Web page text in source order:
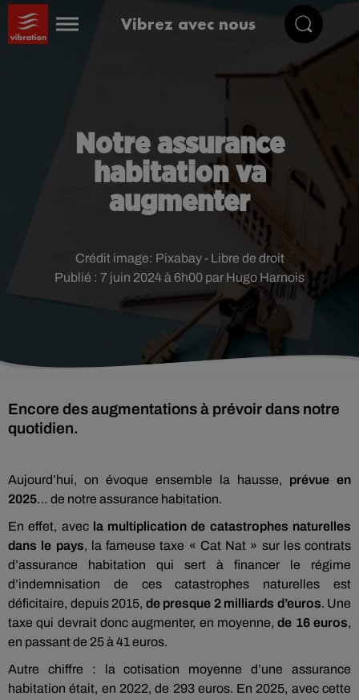
Vibrez avec nous
Notre assurance
habitation va
augmenter
Publié : 7 juin 2024 à 6h00 par Hugo Harnois
Crédit image: Pixabay - Libre de droit
Encore des augmentations à prévoir dans notre
quotidien.
Aujourd’hui, on évoque ensemble la hausse, prévue en
2025… de notre assurance habitation.
En effet, avec la multiplication de catastrophes naturelles
dans le pays, la fameuse taxe « Cat Nat » sur les contrats
d’assurance habitation qui sert à financer le régime
d’indemnisation de ces catastrophes naturelles est
déficitaire, depuis 2015, de presque 2 milliards d’euros. Une
taxe qui devrait donc augmenter, en moyenne,de 16 euros,
en passant de 25 à 41 euros.
Autre chiffre : la cotisation moyenne d’une assurance
habitation était, en 2022, de 293 euros. En 2025, avec cette